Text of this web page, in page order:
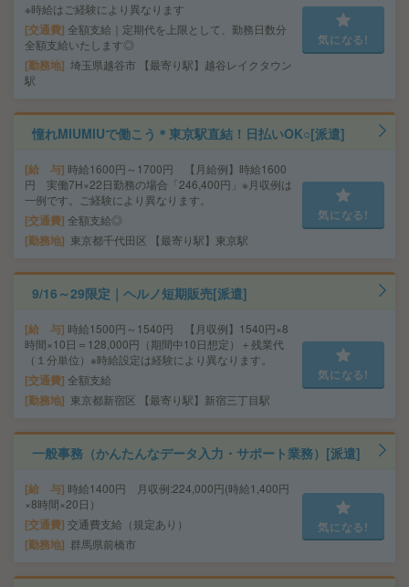
※時給はご経験により異なります
交通費 全額支給｜定期代を上限として、勤務日数分
全額支給いたします◎
勤務地 埼玉県越谷市 【最寄り駅】越谷レイクタウン
駅
気になる!
憧れMIUMIUで働こう＊東京駅直結！日払いOK○[派遣]
給 与 時給1600円～1700円 【月給例】時給1600
円 実働7H×22日勤務の場合「246,400円」※月収例は
一例です。ご経験により異なります。
交通費 全額支給◎
勤務地 東京都千代田区 【最寄り駅】東京駅
気になる!
9/16～29限定｜ヘルノ短期販売[派遣]
給 与 時給1500円～1540円 【月収例】1540円×8
時間×10日＝128,000円（期間中10日想定）＋残業代
（１分単位）※時給設定は経験により異なります。
交通費 全額支給
勤務地 東京都新宿区 【最寄り駅】新宿三丁目駅
気になる!
一般事務（かんたんなデータ入力・サポート業務）[派遣]
給 与 時給1400円 月収例:224,000円(時給1,400円
×8時間×20日）
交通費 交通費支給（規定あり）
勤務地 群馬県前橋市
気になる!